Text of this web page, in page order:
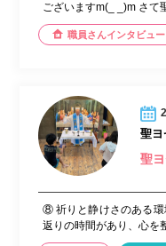
ございますm(_ _)m さて
職員さんインタビュー
聖ヨ
聖
⑧ 祈りと静けさのある環
返りの時間があり、心を